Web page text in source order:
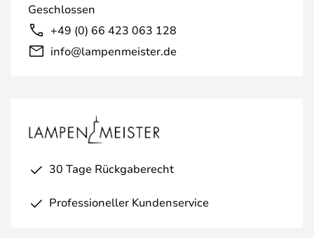
Geschlossen
+49 (0) 66 423 063 128
info@lampenmeister.de
30 Tage Rückgaberecht
Professioneller Kundenservice